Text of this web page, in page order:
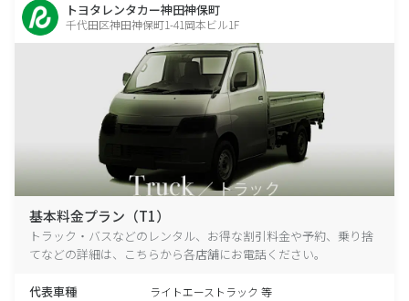
トヨタレンタカー神田神保町
千代田区神田神保町1-41岡本ビル1F
基本料金プラン（T1）
トラック・バスなどのレンタル、お得な割引料金や予約、乗り捨
てなどの詳細は、こちらから各店舗にお電話ください。
代表車種 ライトエーストラック 等